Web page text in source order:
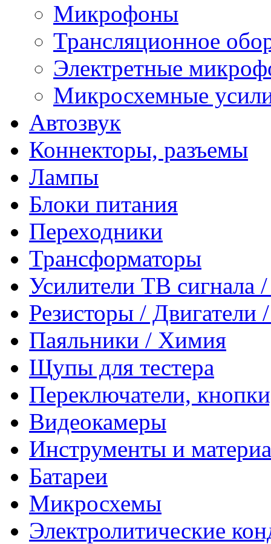
Микрофоны
Трансляционное
Электретные
Микросхемные
Автозвук
Коннекторы, разъемы
Лампы
Блоки питания
Переходники
Трансформаторы
Усилители ТВ сигнала
Резисторы /
Паяльники / Химия
Щупы для тестера
Переключатели,
Видеокамеры
Инструменты и
Батареи
Микросхемы
Электролитические